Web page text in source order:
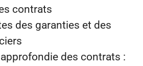
contrats
des garanties et des
des contrats :